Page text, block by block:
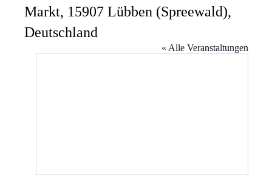
Markt, 15907 Lübben (Spreewald),
Deutschland
« Alle Veranstaltungen